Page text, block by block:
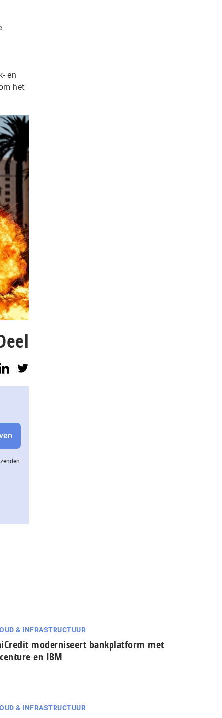
en
het
& INFRASTRUCTUUR
moderniseert bankplatform met
en IBM
& INFRASTRUCTUUR